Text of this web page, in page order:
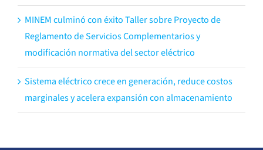
MINEM culminó con éxito Taller sobre Proyecto de
Reglamento de Servicios Complementarios y
modificación normativa del sector eléctrico
Sistema eléctrico crece en generación, reduce costos
marginales y acelera expansión con almacenamiento